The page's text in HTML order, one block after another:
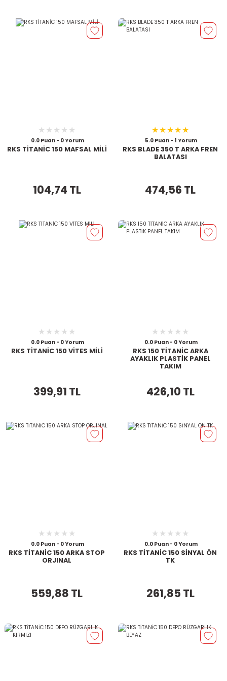
0.0 Puan - 0 Yorum
RKS TİTANİC 150 MAFSAL MİLİ
104,74 TL
5.0 Puan - 1 Yorum
RKS BLADE 350 T ARKA FREN
BALATASI
474,56 TL
0.0 Puan - 0 Yorum
RKS TİTANİC 150 VİTES MİLİ
399,91 TL
0.0 Puan - 0 Yorum
RKS 150 TİTANİC ARKA
AYAKLIK PLASTİK PANEL
TAKIM
426,10 TL
0.0 Puan - 0 Yorum
RKS TİTANİC 150 ARKA STOP
ORJINAL
559,88 TL
0.0 Puan - 0 Yorum
RKS TİTANİC 150 SİNYAL ÖN
TK
261,85 TL